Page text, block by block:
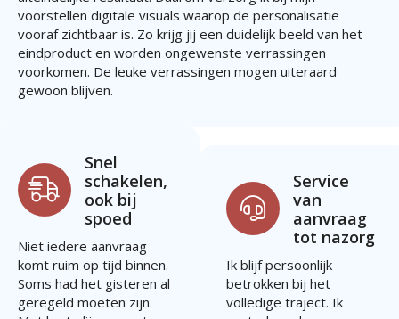
voorstellen digitale visuals waarop de personalisatie
vooraf zichtbaar is. Zo krijg jij een duidelijk beeld van het
eindproduct en worden ongewenste verrassingen
voorkomen. De leuke verrassingen mogen uiteraard
gewoon blijven.
Snel
schakelen,
ook bij
spoed
Niet iedere aanvraag
komt ruim op tijd binnen.
Soms had het gisteren al
geregeld moeten zijn.
Service
van
aanvraag
tot nazorg
Ik blijf persoonlijk
betrokken bij het
volledige traject. Ik